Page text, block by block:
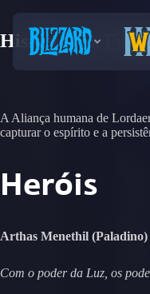
Histórias da
A Aliança humana de
capturar o espírito e a
Heróis
Arthas Menethil (Paladino)
Com o poder da Luz, os